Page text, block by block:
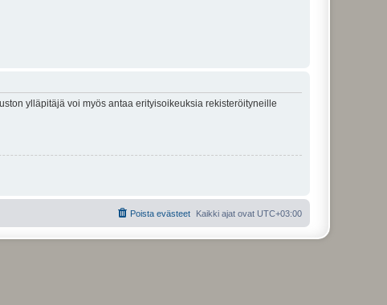
ylläpitäjä voi myös antaa erityisoikeuksia rekisteröityneille
Kaikki ajat ovat UTC+03:00
Poista evästeet